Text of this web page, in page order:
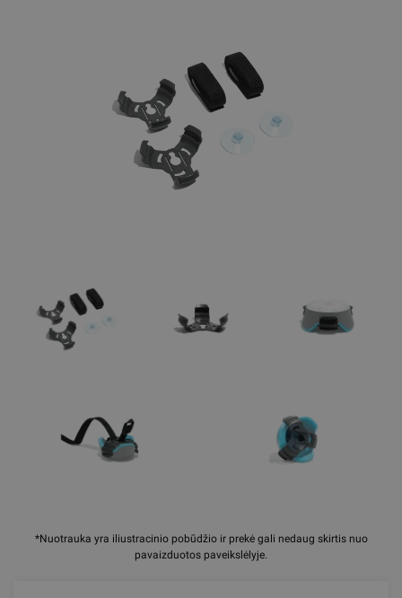
*Nuotrauka yra iliustracinio pobūdžio ir prekė gali nedaug skirtis nuo
pavaizduotos paveikslėlyje.